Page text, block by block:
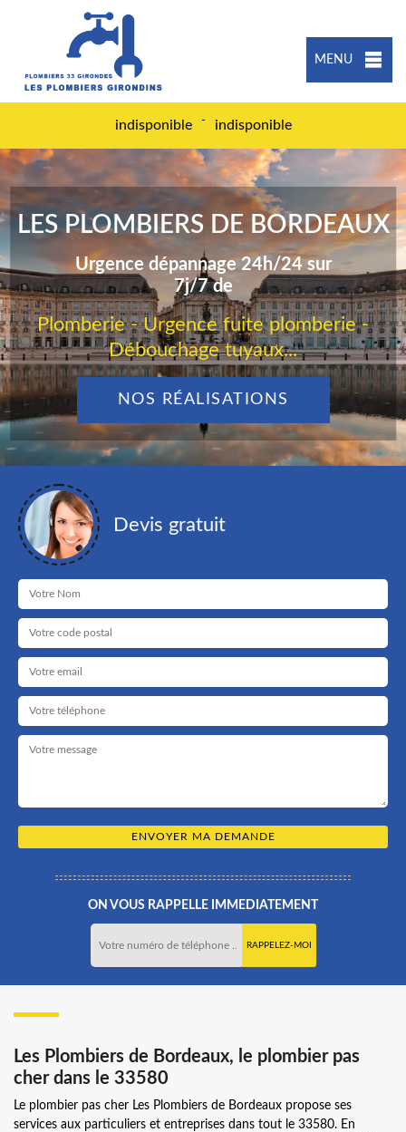
MENU
indisponible - indisponible
LES PLOMBIERS DE BORDEAUX
Urgence dépannage 24h/24 sur
7j/7 de
Plomberie - Urgence fuite plomberie -
Débouchage tuyaux...
NOS RÉALISATIONS
Devis gratuit
ON VOUS RAPPELLE IMMEDIATEMENT
Les Plombiers de Bordeaux, le plombier pas
cher dans le 33580
Le plombier pas cher Les Plombiers de Bordeaux propose ses
services aux particuliers et entreprises dans tout le 33580. En